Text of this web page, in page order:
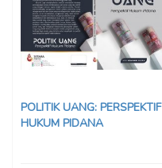
POLITIK UANG: PERSPEKTIF
HUKUM PIDANA